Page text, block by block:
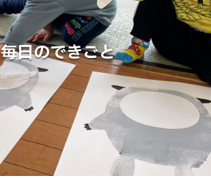
毎日のできごと